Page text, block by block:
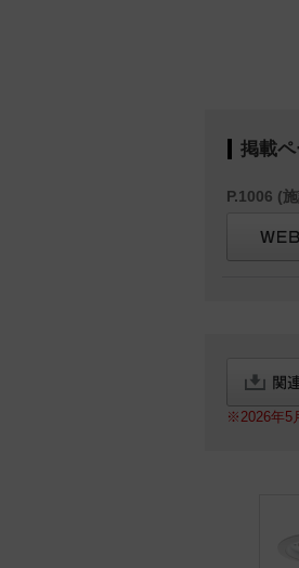
掲載
P.1006 (
※2026年5